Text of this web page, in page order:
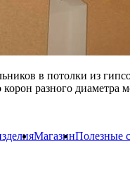
в потолки из
разного диаметра
МагазинПолезные